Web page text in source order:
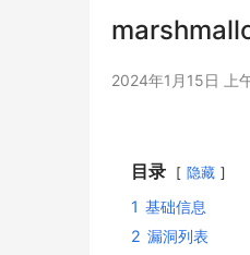
2024年1月15日 上
目录 隐藏
1 基础信息
2 漏洞列表